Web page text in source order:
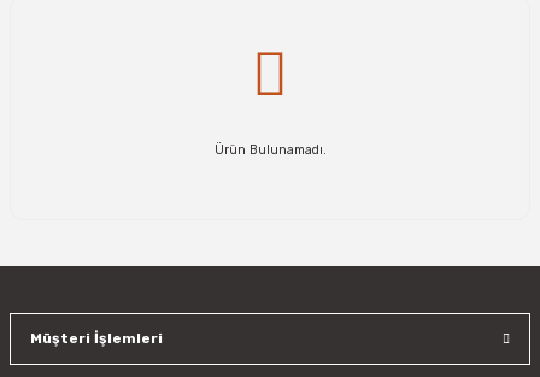
Ürün Bulunamadı.
Müşteri İşlemleri